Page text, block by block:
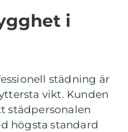
i
städning är
vikt. Kunden
städpersonalen
högsta standard